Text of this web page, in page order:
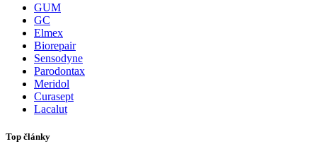
GUM
GC
Elmex
Biorepair
Sensodyne
Parodontax
Meridol
Curasept
Lacalut
Top články